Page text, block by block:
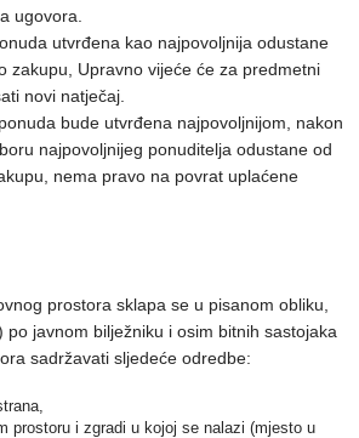
ugovora.
utvrđena kao najpovoljnija odustane
zakupu, Upravno vijeće će za predmetni
novi natječaj.
bude utvrđena najpovoljnijom, nakon
najpovoljnijeg ponuditelja odustane od
nema pravo na povrat uplaćene
prostora sklapa se u pisanom obliku,
po javnom bilježniku i osim bitnih sastojaka
sadržavati sljedeće odredbe:
prostoru i zgradi u kojoj se nalazi (mjesto u